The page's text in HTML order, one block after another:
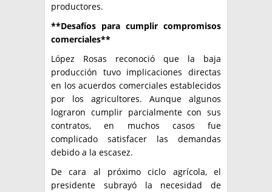
productores.
**Desafíos para cumplir compromisos
comerciales**
López Rosas reconoció que la baja
producción tuvo implicaciones directas
en los acuerdos comerciales establecidos
por los agricultores. Aunque algunos
lograron cumplir parcialmente con sus
contratos, en muchos casos fue
complicado satisfacer las demandas
debido a la escasez.
De cara al próximo ciclo agrícola, el
presidente subrayó la necesidad de